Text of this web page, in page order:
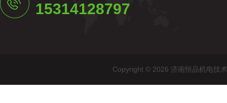
15314128797
Copyright © 2026 济南恒品机电技